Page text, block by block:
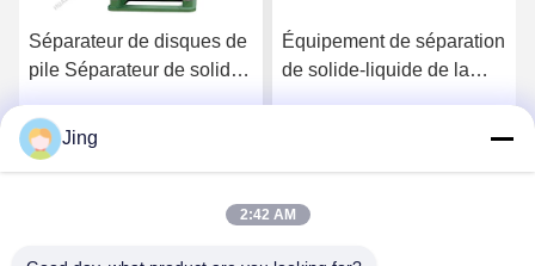
Séparateur de disques de
pile Séparateur de solides
Parlez Maintenant.
Équipement de séparation
de solide-liquide de la
Jing
2:42 AM